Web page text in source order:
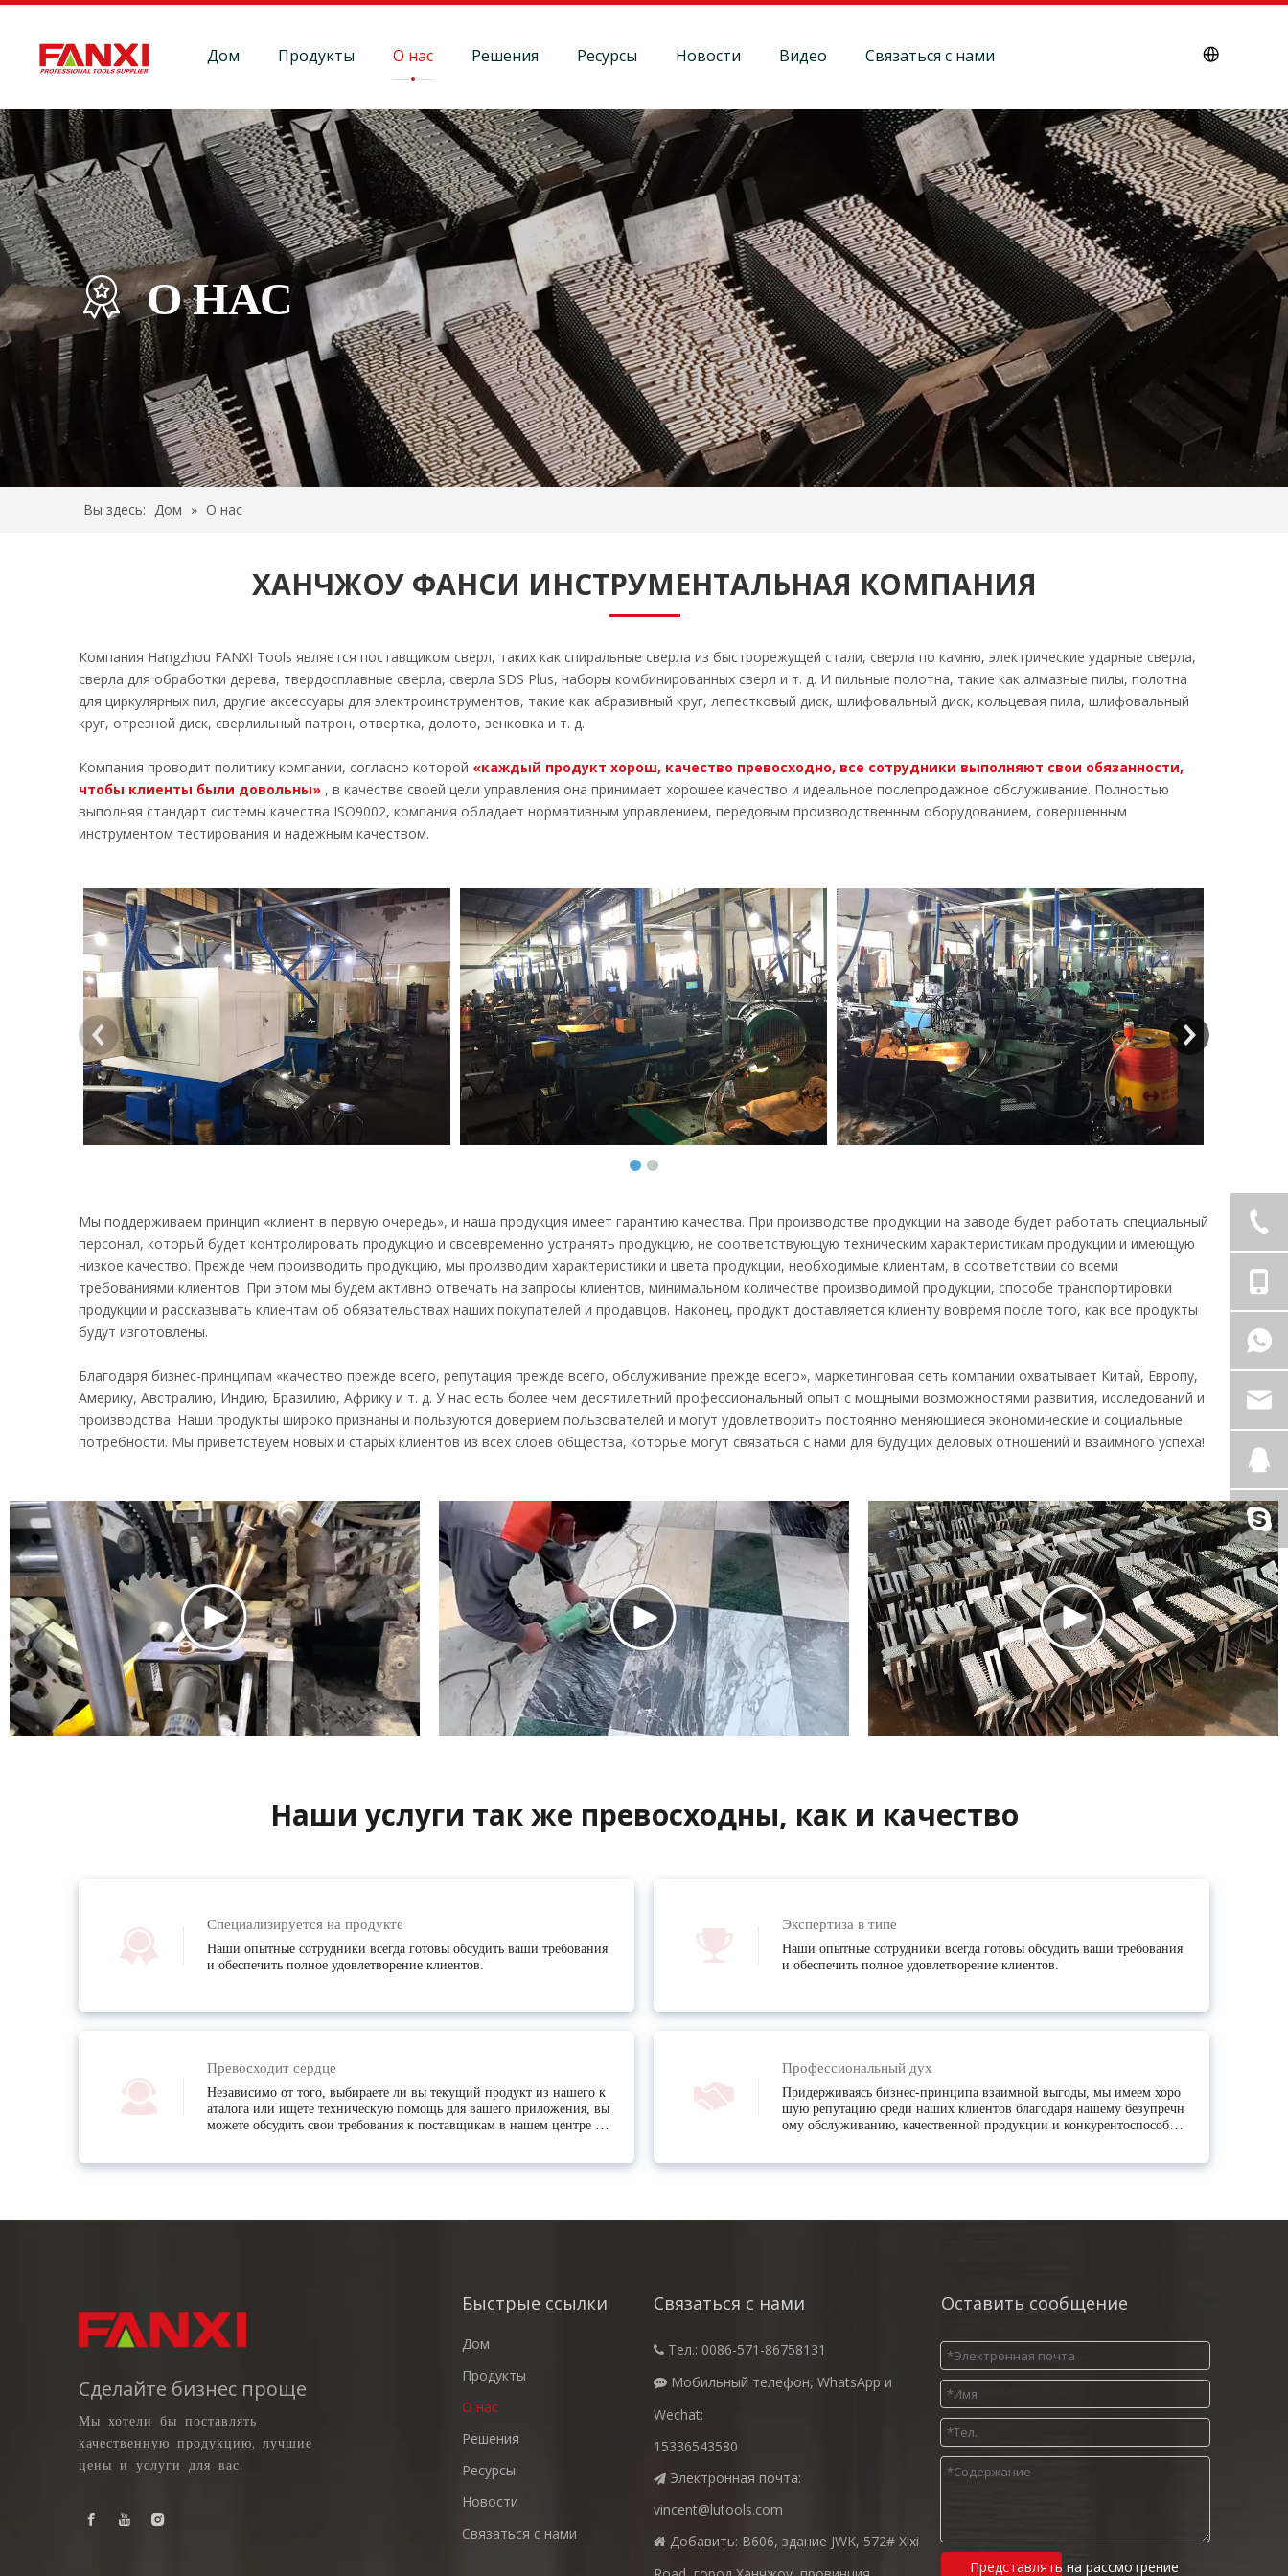
Дом Продукты О нас Решения Ресурсы Новости Видео Связаться с нами
 О НАС
Вы здесь: Дом » О нас
ХАНЧЖОУ ФАНСИ ИНСТРУМЕНТАЛЬНАЯ КОМПАНИЯ
Компания Hangzhou FANXI Tools является поставщиком сверл, таких как спиральные сверла из быстрорежущей стали, сверла по камню, электрические ударные сверла,
сверла для обработки дерева, твердосплавные сверла, сверла SDS Plus, наборы комбинированных сверл и т. д. И пильные полотна, такие как алмазные пилы, полотна
для циркулярных пил, другие аксессуары для электроинструментов, такие как абразивный круг, лепестковый диск, шлифовальный диск, кольцевая пила, шлифовальный
круг, отрезной диск, сверлильный патрон, отвертка, долото, зенковка и т. д.
Компания проводит политику компании, согласно которой «каждый продукт хорош, качество превосходно, все сотрудники выполняют свои обязанности,
чтобы клиенты были довольны» , в качестве своей цели управления она принимает хорошее качество и идеальное послепродажное обслуживание. Полностью
выполняя стандарт системы качества ISO9002, компания обладает нормативным управлением, передовым производственным оборудованием, совершенным
инструментом тестирования и надежным качеством.
Мы поддерживаем принцип «клиент в первую очередь», и наша продукция имеет гарантию качества. При производстве продукции на заводе будет работать специальный
персонал, который будет контролировать продукцию и своевременно устранять продукцию, не соответствующую техническим характеристикам продукции и имеющую
низкое качество. Прежде чем производить продукцию, мы производим характеристики и цвета продукции, необходимые клиентам, в соответствии со всеми
требованиями клиентов. При этом мы будем активно отвечать на запросы клиентов, минимальном количестве производимой продукции, способе транспортировки
продукции и рассказывать клиентам об обязательствах наших покупателей и продавцов. Наконец, продукт доставляется клиенту вовремя после того, как все продукты
будут изготовлены.
Благодаря бизнес-принципам «качество прежде всего, репутация прежде всего, обслуживание прежде всего», маркетинговая сеть компании охватывает Китай, Европу,
Америку, Австралию, Индию, Бразилию, Африку и т. д. У нас есть более чем десятилетний профессиональный опыт с мощными возможностями развития, исследований и
производства. Наши продукты широко признаны и пользуются доверием пользователей и могут удовлетворить постоянно меняющиеся экономические и социальные
потребности. Мы приветствуем новых и старых клиентов из всех слоев общества, которые могут связаться с нами для будущих деловых отношений и взаимного успеха!
Наши услуги так же превосходны, как и качество
Специализируется на продукте
Наши опытные сотрудники всегда готовы обсудить ваши требования
и обеспечить полное удовлетворение клиентов.
Экспертиза в типе
Наши опытные сотрудники всегда готовы обсудить ваши требования
и обеспечить полное удовлетворение клиентов.
Превосходит сердце
Независимо от того, выбираете ли вы текущий продукт из нашего к
аталога или ищете техническую помощь для вашего приложения, вы
можете обсудить свои требования к поставщикам в нашем центре об
Профессиональный дух
Придерживаясь бизнес-принципа взаимной выгоды, мы имеем хоро
шую репутацию среди наших клиентов благодаря нашему безупречн
ому обслуживанию, качественной продукции и конкурентоспособны
Сделайте бизнес проще
Мы хотели бы поставлять
качественную продукцию, лучшие
цены и услуги для вас!
Быстрые ссылки
Дом
Продукты
О нас
Решения
Ресурсы
Новости
Связаться с нами
Связаться с нами
 Тел.: 0086-571-86758131
 Мобильный телефон, WhatsApp и
Wechat:
15336543580
 Электронная почта:
vincent@lutools.com
 Добавить: B606, здание JWK, 572# Xixi
Оставить сообщение
Представлять на рассмотрение